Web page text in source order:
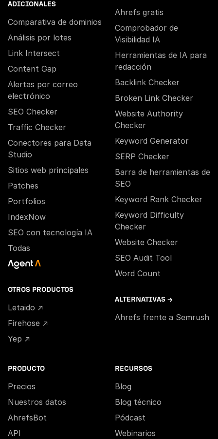
ADICIONALES
Comparativa de dominios
Análisis por lotes
Link Intersect
Content Gap
Alertas por correo
electrónico
SEO Checker
Traffic Checker
Conectores para Data
Studio
Sitios web principales
Patches
Portfolios
IndexNow
SEO con tecnología IA
Todas
OTROS PRODUCTOS
Letaido ↗
Firehose ↗
Yep ↗
Ahrefs gratis
Comprobador de
Visibilidad IA
Herramientas de IA para
redacción
Backlink Checker
Broken Link Checker
Website Authority
Checker
Keyword Generator
SERP Checker
Barra de herramientas de
SEO
Keyword Rank Checker
Keyword Difficulty
Checker
Website Checker
SEO Audit Tool
Word Count
ALTERNATIVAS →
Ahrefs frente a Semrush
PRODUCTO
Precios
Nuestros datos
AhrefsBot
API
RECURSOS
Blog
Blog técnico
Pódcast
Webinarios